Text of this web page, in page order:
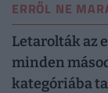
ERRŐL NE
Letarolták az
minden
kategóriába